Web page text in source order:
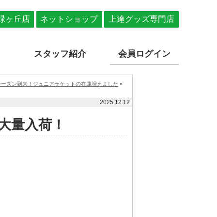
ヶ丘店 ネットショップ 上達グッズ専門店
スタッフ紹介 会員ログイン
ズン到来！ジュニアラケットの在庫増えました »
2025.12.12
量入荷！